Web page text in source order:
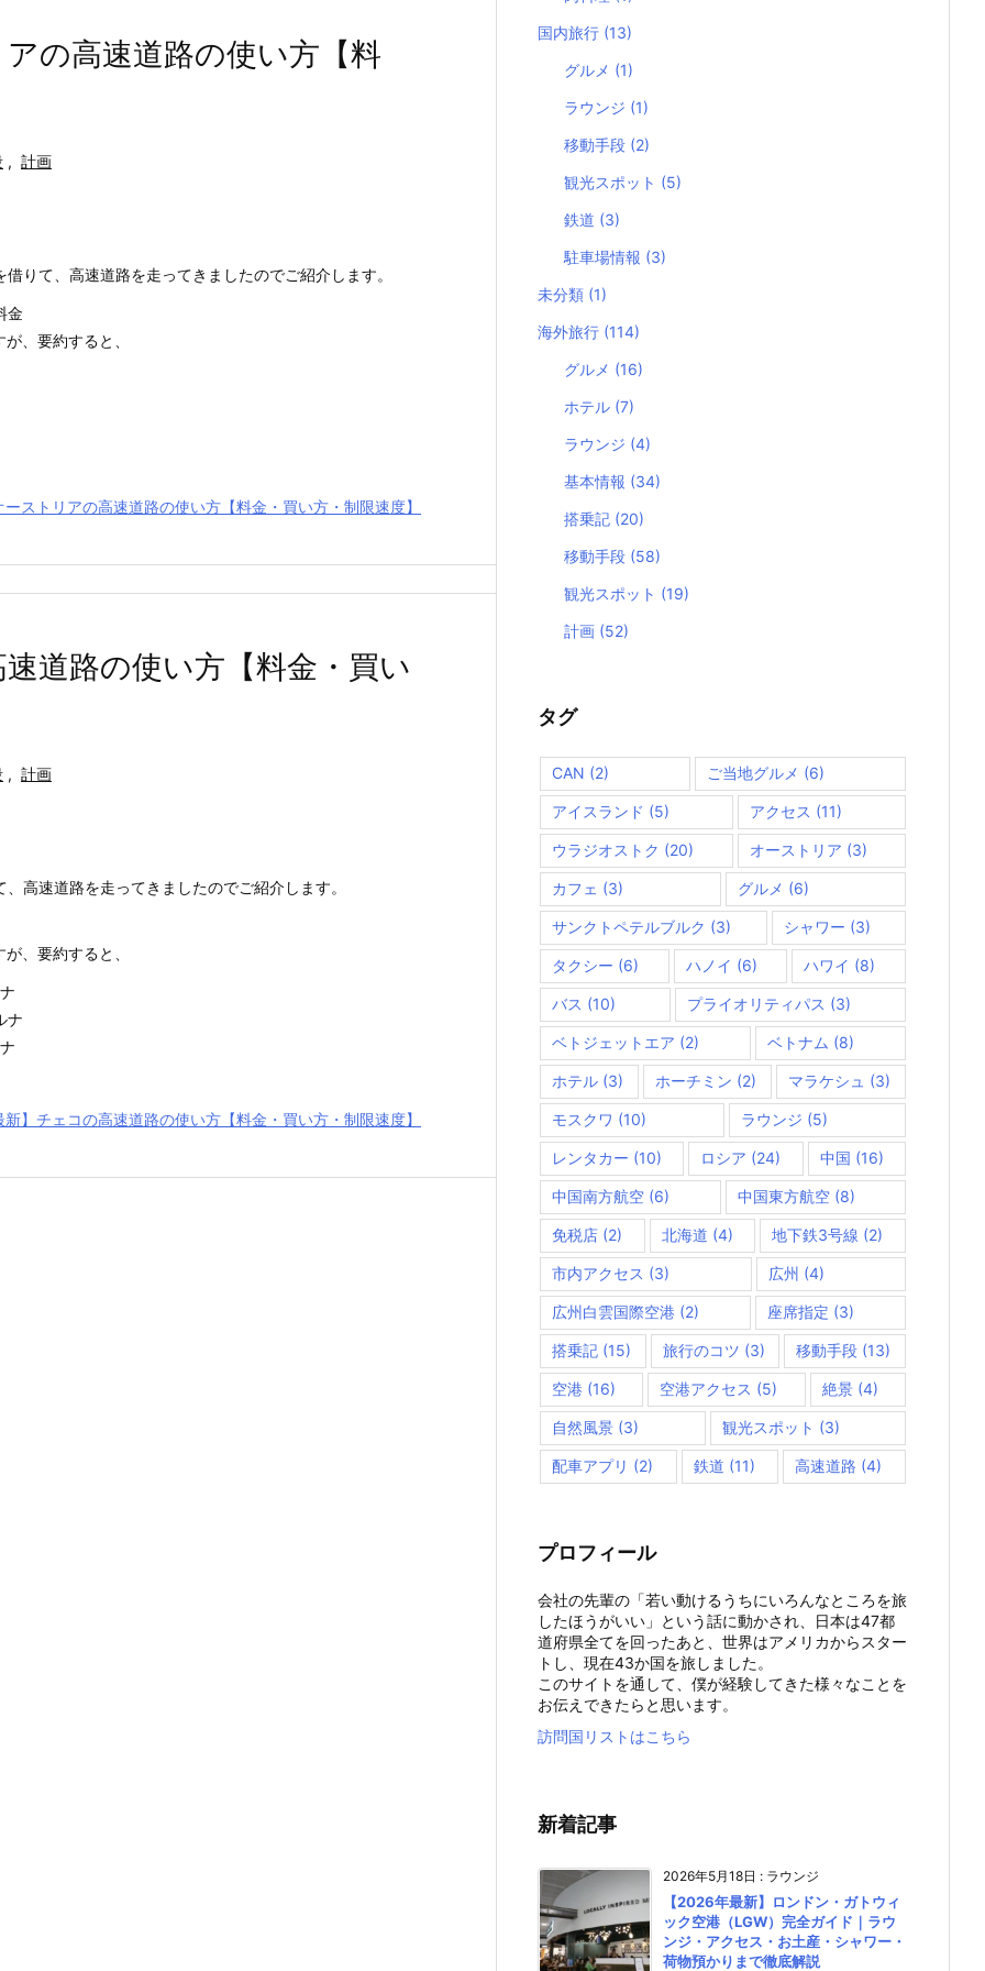
の高速道路の使い方【料
, 計画
りて、高速道路を走ってきましたのでご紹介します。
金
、要約すると、
ストリアの高速道路の使い方【料金・買い方・制限速度】
道路の使い方【料金・買い
, 計画
高速道路を走ってきましたのでご紹介します。
、要約すると、
ナ
】チェコの高速道路の使い方【料金・買い方・制限速度】
国内旅行 (13)
グルメ (1)
ラウンジ (1)
移動手段 (2)
観光スポット (5)
鉄道 (3)
駐車場情報 (3)
未分類 (1)
海外旅行 (114)
グルメ (16)
ホテル (7)
ラウンジ (4)
基本情報 (34)
搭乗記 (20)
移動手段 (58)
観光スポット (19)
計画 (52)
タグ
CAN (2) ご当地グルメ (6)
アイスランド (5) アクセス (11)
ウラジオストク (20) オーストリア (3)
カフェ (3) グルメ (6)
サンクトペテルブルク (3) シャワー (3)
タクシー (6) ハノイ (6) ハワイ (8)
バス (10) プライオリティパス (3)
ベトジェットエア (2) ベトナム (8)
ホテル (3) ホーチミン (2) マラケシュ (3)
モスクワ (10) ラウンジ (5)
レンタカー (10) ロシア (24) 中国 (16)
中国南方航空 (6) 中国東方航空(8)
免税店 (2) 北海道 (4) 地下鉄3号線 (2)
市内アクセス (3) 広州 (4)
広州白雲国際空港 (2) 座席指定 (3)
搭乗記 (15) 旅行のコツ (3) 移動手段 (13)
空港 (16) 空港アクセス (5) 絶景(4)
自然風景 (3) 観光スポット (3)
配車アプリ (2) 鉄道 (11) 高速道路 (4)
プロフィール
会社の先輩の「若い動けるうちにいろんなところを旅
したほうがいい」という話に動かされ、日本は47都
道府県全てを回ったあと、世界はアメリカからスター
トし、現在43か国を旅しました。
このサイトを通して、僕が経験してきた様々なことを
お伝えできたらと思います。
訪問国リストはこちら
新着記事
2026年5月18日 : ラウンジ
【2026年最新】ロンドン・ガトウィ
ック空港（LGW）完全ガイド｜ラウ
ンジ・アクセス・お土産・シャワー・
荷物預かりまで徹底解説